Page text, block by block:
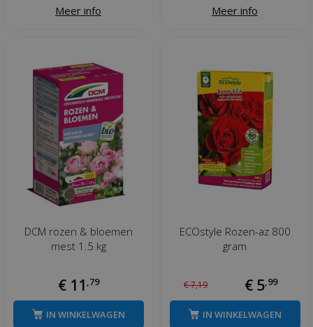
Meer info Meer info
DCM rozen & bloemen
mest 1.5 kg
€ 11 ,79
IN WINKELWAGEN
ECOstyle Rozen-az 800
gram
€7,19 € 5,99
IN WINKELWAGEN